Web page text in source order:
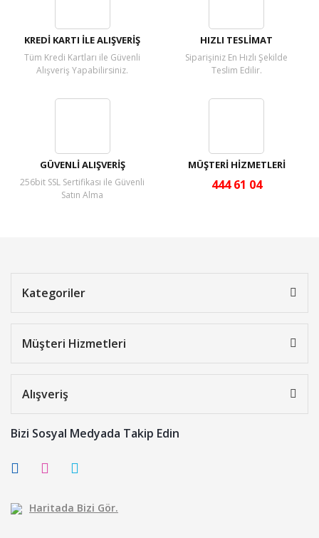
KREDİ KARTI İLE ALIŞVERİŞ
Tüm Kredi Kartları ile Güvenli
Alışveriş Yapabilirsiniz.
HIZLI TESLİMAT
Siparişiniz En Hızlı Şekilde
Teslim Edilir.
GÜVENLİ ALIŞVERİŞ
256bit SSL Sertifikası ile Güvenli
Satın Alma
MÜŞTERİ HİZMETLERİ
444 61 04
Kategoriler
Müşteri Hizmetleri
Alışveriş
Bizi Sosyal Medyada Takip Edin
Haritada Bizi Gör.